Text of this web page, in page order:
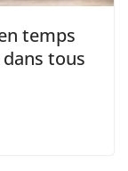
temps
tous